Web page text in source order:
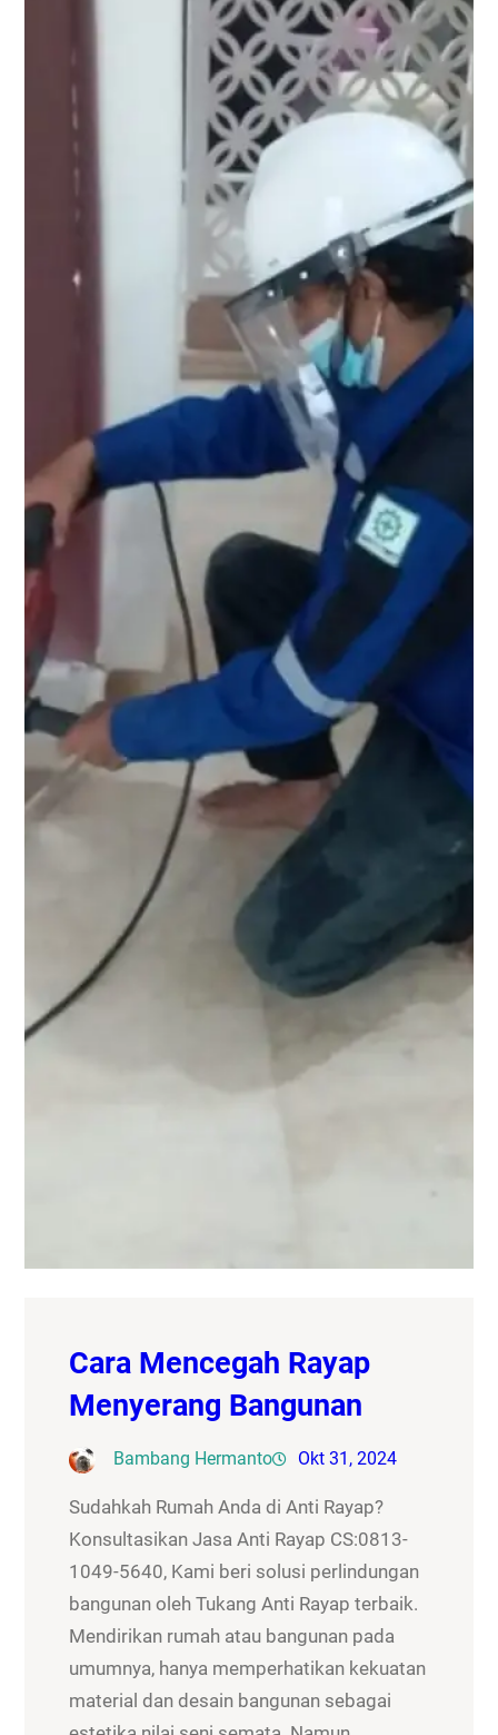
Cara Mencegah Rayap
Menyerang Bangunan
Bambang Hermanto Okt 31, 2024
Sudahkah Rumah Anda di Anti Rayap?
Konsultasikan Jasa Anti Rayap CS:0813-
1049-5640, Kami beri solusi perlindungan
bangunan oleh Tukang Anti Rayap terbaik.
Mendirikan rumah atau bangunan pada
umumnya, hanya memperhatikan kekuatan
material dan desain bangunan sebagai